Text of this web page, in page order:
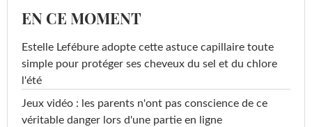
EN CE MOMENT
Estelle Lefébure adopte cette astuce capillaire toute
simple pour protéger ses cheveux du sel et du chlore
l'été
Jeux vidéo : les parents n'ont pas conscience de ce
véritable danger lors d'une partie en ligne